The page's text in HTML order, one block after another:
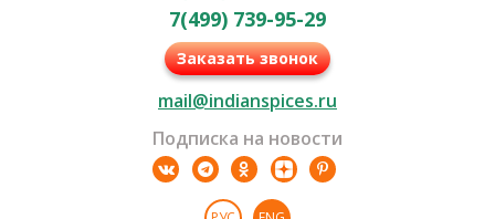
7(499) 739-95-29
Заказать звонок
mail@indianspices.ru
Подписка на новости